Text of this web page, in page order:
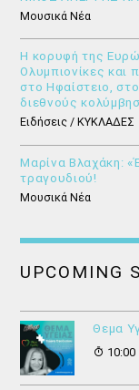
Μουσικά Νέα
Η κορυφή της
Ολυμπιονίκες και
στο Ηφαίστειο,
διεθνούς
Ειδήσεις / ΚΥΚΛΑΔΕΣ
Μαρίνα Βλαχάκη:
τραγουδιού!
Μουσικά Νέα
UPCOMING
Θεμα
10:00